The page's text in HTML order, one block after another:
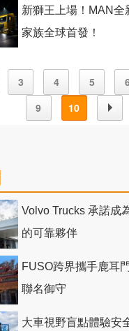
新獅王上場！MAN全
家族全球首發！
3 4 5
9
10
Volvo Trucks 承諾成
的可靠夥伴
FUSO跨界攜手鹿耳
聯名御守
大車視野盲點體驗安